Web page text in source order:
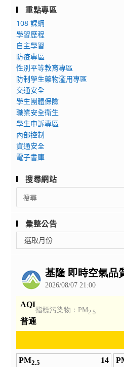
重點專區
108 課綱
學習歷程
自主學習
防疫專區
性別平等教育專區
防制學生藥物濫用專區
交通安全
學生團體保險
職業安全衛生
學生申訴專區
內部控制
資通安全
電子書庫
搜尋網站
Search
for:
彙整公告
整
選取月份